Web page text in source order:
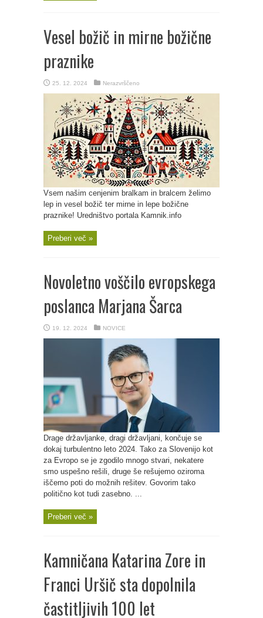
Vesel božič in mirne božične
praznike
25. 12. 2024 Nerazvrščeno
Vsem našim cenjenim bralkam in bralcem želimo
lep in vesel božič ter mirne in lepe božične
praznike! Uredništvo portala Kamnik.info
Preberi več »
Novoletno voščilo evropskega
poslanca Marjana Šarca
19. 12. 2024 NOVICE
Drage državljanke, dragi državljani, končuje se
dokaj turbulentno leto 2024. Tako za Slovenijo kot
za Evropo se je zgodilo mnogo stvari, nekatere
smo uspešno rešili, druge še rešujemo oziroma
iščemo poti do možnih rešitev. Govorim tako
politično kot tudi zasebno. ...
Preberi več »
Kamničana Katarina Zore in
Franci Uršič sta dopolnila
častitljivih 100 let